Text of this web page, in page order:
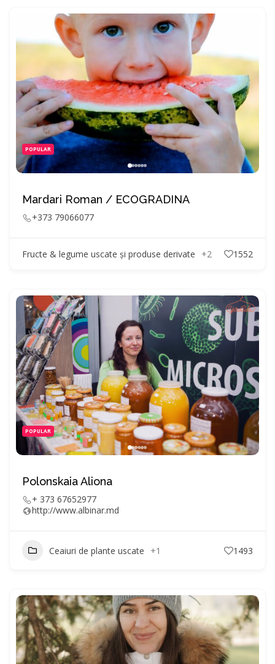
POPULAR
Mardari Roman / ECOGRADINA
+373 79066077
Fructe & legume uscate și produse derivate +2 1552
POPULAR
Polonskaia Aliona
+ 373 67652977
http://www.albinar.md
Ceaiuri de plante uscate +1 1493